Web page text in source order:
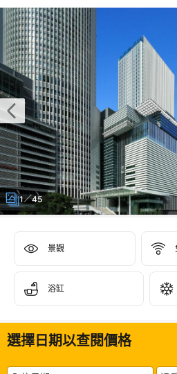
1／45
景觀
浴缸
選擇日期以查閱價格